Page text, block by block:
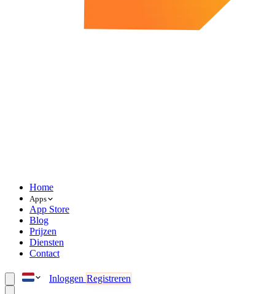
Home
Apps
App Store
Blog
Prijzen
Diensten
Contact
Inloggen Registreren